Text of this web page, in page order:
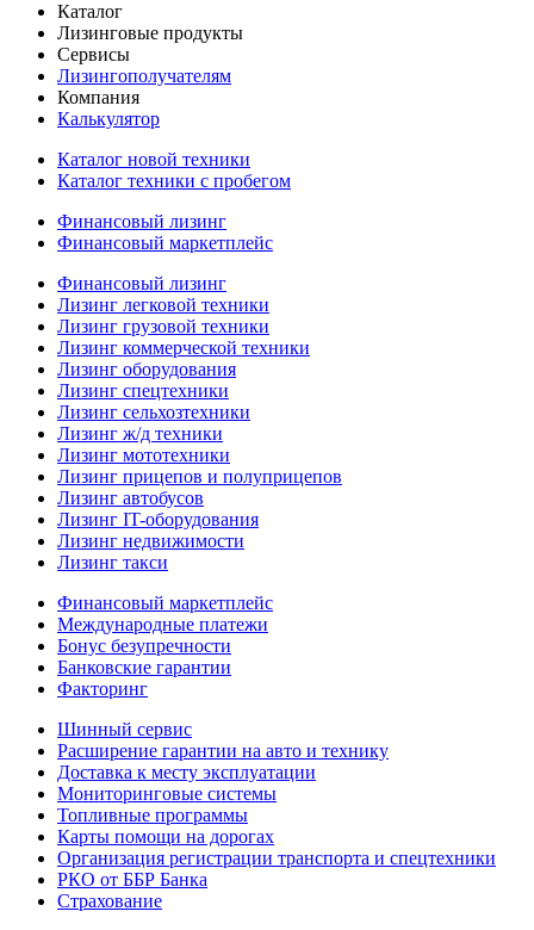
Каталог
Лизинговые продукты
Сервисы
Лизингополучателям
Компания
Калькулятор
Каталог новой техники
Каталог техники с пробегом
Финансовый лизинг
Финансовый маркетплейс
Финансовый лизинг
Лизинг легковой техники
Лизинг грузовой техники
Лизинг коммерческой техники
Лизинг оборудования
Лизинг спецтехники
Лизинг сельхозтехники
Лизинг ж/д техники
Лизинг мототехники
Лизинг прицепов и полуприцепов
Лизинг автобусов
Лизинг IT-оборудования
Лизинг недвижимости
Лизинг такси
Финансовый маркетплейс
Международные платежи
Бонус безупречности
Банковские гарантии
Факторинг
Шинный сервис
Расширение гарантии на авто и технику
Доставка к месту эксплуатации
Мониторинговые системы
Топливные программы
Карты помощи на дорогах
Организация регистрации транспорта и спецтехники
РКО от ББР Банка
Страхование